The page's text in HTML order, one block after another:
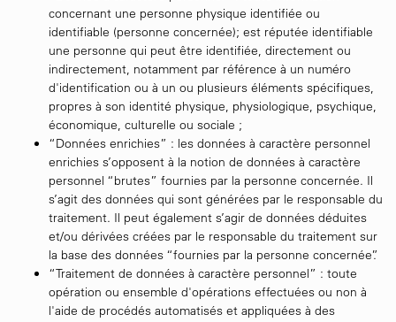
concernant une personne physique identifiée ou
identifiable (personne concernée); est réputée identifiable
une personne qui peut être identifiée, directement ou
indirectement, notamment par référence à un numéro
d'identification ou à un ou plusieurs éléments spécifiques,
propres à son identité physique, physiologique, psychique,
économique, culturelle ou sociale ;
“Données enrichies” : les données à caractère personnel
enrichies s’opposent à la notion de données à caractère
personnel “brutes” fournies par la personne concernée. Il
s’agit des données qui sont générées par le responsable du
traitement. Il peut également s’agir de données déduites
et/ou dérivées créées par le responsable du traitement sur
la base des données “fournies par la personne concernée”.
“Traitement de données à caractère personnel” : toute
opération ou ensemble d'opérations effectuées ou non à
l'aide de procédés automatisés et appliquées à des